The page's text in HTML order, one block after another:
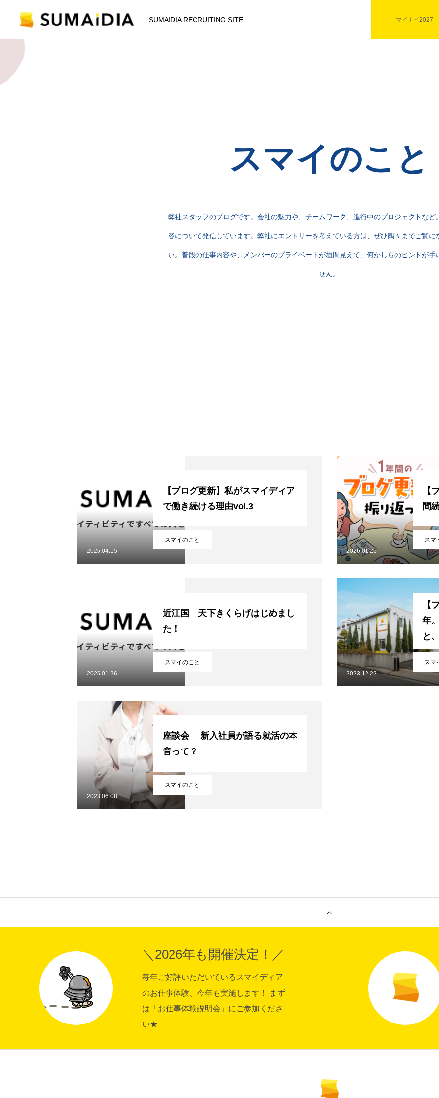
SUMAIDIA RECRUITING SITE マイナビ2027
COMPANY
WORK
Q＆A
HOME
スマイのこと
弊社スタッフのブログです。会社の魅力や、チームワーク、進行中のプロジェクトなど
容について発信しています。弊社にエントリーを考えている方は、ぜひ隅々までご覧に
い。普段の仕事内容や、メンバーのプライベートが垣間見えて、何かしらのヒントが手
せん。
スマイのこと
【ブログ更新】私がスマイディア
で働き続ける理由vol.3
2026.04.15
スマ
【
間
2026.01.26
スマイのこと
近江国 天下きくらげはじめまし
た！
2025.01.26
スマ
【
年
と
客
と
2023.12.22
スマイのこと
座談会 新入社員が語る就活の本
音って？
2023.06.08
＼2026年も開催決定！／
毎年ご好評いただいているスマイディア
のお仕事体験、今年も実施します！ まず
は「お仕事体験説明会」にご参加くださ
い★